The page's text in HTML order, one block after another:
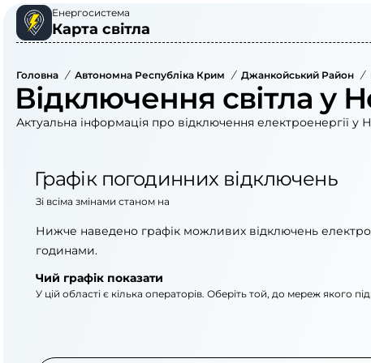
Енергосистема
Карта світла
Головна / Автономна Республіка Крим / Джанкойський Район /
Відключення світла у
Актуальна інформація про відключення електроенергії у
Графік погодинних відключень
Зі всіма змінами станом на
Нижче наведено графік можливих відключень
годинами.
Чий графік показати
У цій області є кілька операторів. Оберіть той, до мереж якого